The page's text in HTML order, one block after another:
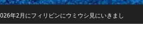
年2月にフィリピンにウミウシ見にいきまし